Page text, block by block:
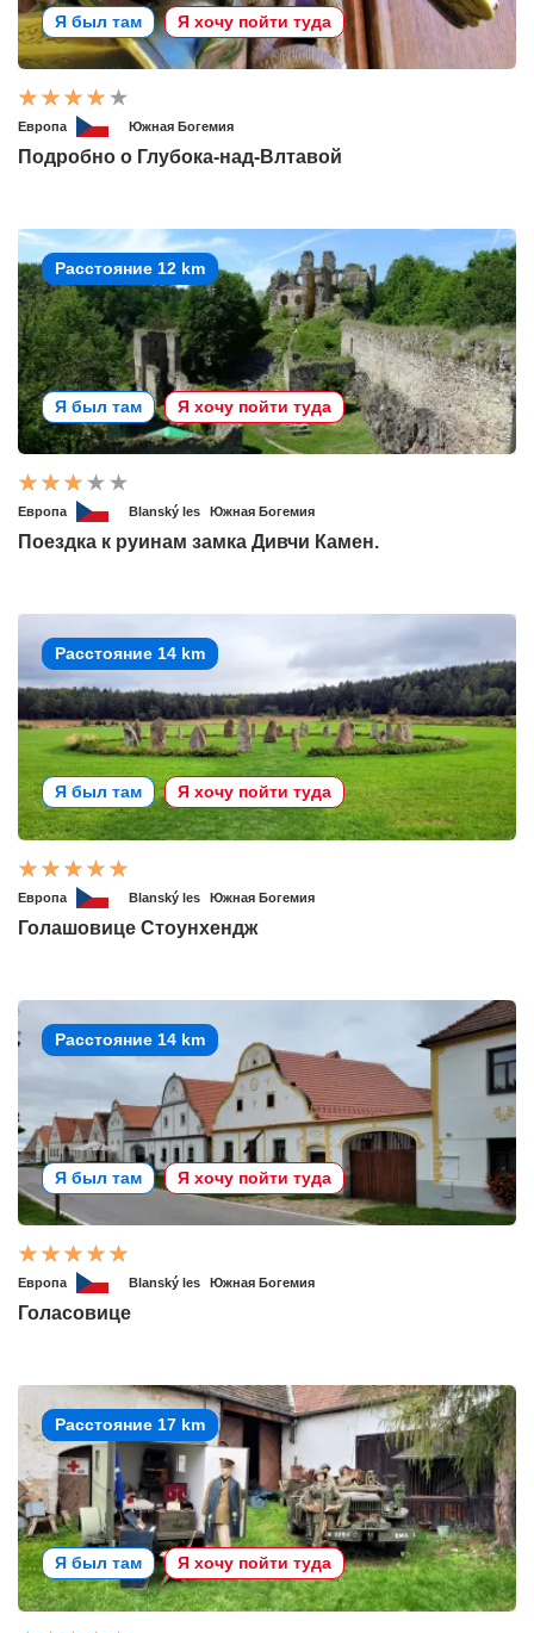
Я был там Я хочу пойти туда
Европа Южная Богемия
Подробно о Глубока-над-Влтавой
Расстояние 12 km
Я был там Я хочу пойти туда
Европа Blanský les Южная Богемия
Поездка к руинам замка Дивчи Камен.
Расстояние 14 km
Я был там Я хочу пойти туда
Европа Blanský les Южная Богемия
Голашовице Стоунхендж
Расстояние 14 km
Я был там Я хочу пойти туда
Европа Blanský les Южная Богемия
Голасовице
Расстояние 17 km
Я был там Я хочу пойти туда